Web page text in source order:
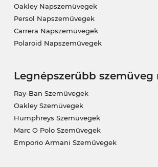
Oakley Napszemüvegek
Persol Napszemüvegek
Carrera Napszemüvegek
Polaroid Napszemüvegek
Legnépszerűbb
Ray-Ban Szemüvegek
Oakley Szemüvegek
Humphreys Szemüvegek
Marc O Polo Szemüvegek
Emporio Armani Szemüvegek